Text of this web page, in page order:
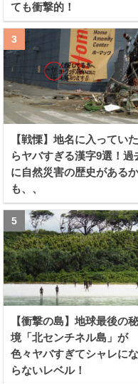
ても衝撃的！
【戦慄】地名に入っていた
らヤバすぎる漢字9選！過
に自然災害の歴史がある
も、、
【衝撃の島】地球最後の
境「北センチネル島」が
色々ヤバすぎてシャレにな
らないレベル！